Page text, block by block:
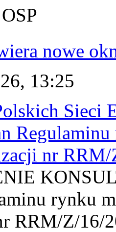
nowe
13:25
Sieci
nr
rynku
RRM/Z/16/